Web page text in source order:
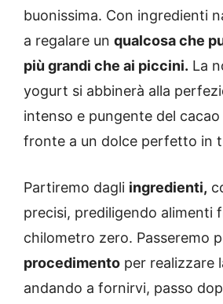
buonissima. Con ingredienti
a regalare un qualcosa che
più grandi che ai piccini. La
yogurt si abbinerà alla
intenso e pungente del
fronte a un dolce perfetto in
Partiremo dagli ingredienti,
precisi, prediligendo alimenti
chilometro zero. Passeremo
procedimento per realizzare
andando a fornirvi, passo